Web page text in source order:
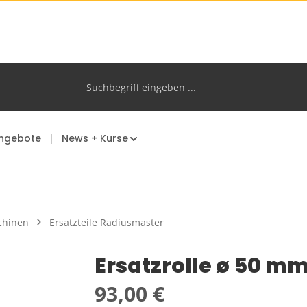
News + Kurse
Ersatzteile Radiusmaster
Ersatzrolle ø 50 mm
Regulärer Preis:
93,00 €